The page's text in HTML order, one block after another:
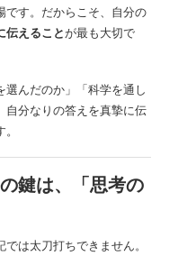
です。だからこそ、自分の
伝えることが最も大切で
んだのか」「科学を通し
自分なりの答えを真摯に伝
鍵は、「思考の
は太刀打ちできません。